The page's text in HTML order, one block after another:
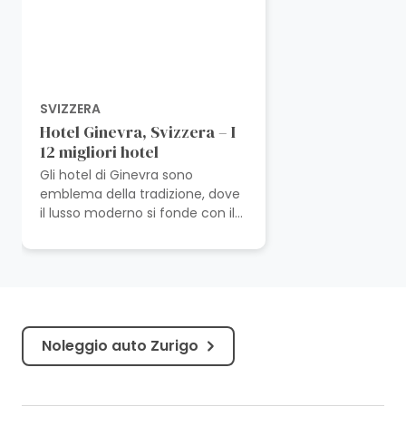
SVIZZERA
Hotel Ginevra, Svizzera – I
12 migliori hotel
Gli hotel di Ginevra sono
emblema della tradizione, dove
il lusso moderno si fonde con il
acciottolate, sotto le vette
Noleggio auto Zurigo